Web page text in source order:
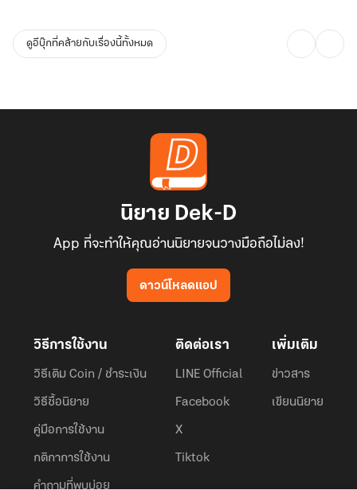
ดูอีบุ๊กที่คล้ายกับเรื่องนี้ทั้งหมด
นิยาย Dek-D
App ที่จะทำให้คุณอ่านนิยายจนวางมือถือไม่ลง!
ดาวน์โหลดแอป
วิธีการใช้งาน
วิธีเติม Coin / ชำระเงิน
วิธีซื้อนิยาย
คู่มือการใช้งาน
กติกาการใช้งาน
คำถามที่พบบ่อย
ติดต่อเรา
LINE Official
Facebook
X
Tiktok
เพิ่มเติม
ข่าวสาร
เขียนนิยาย